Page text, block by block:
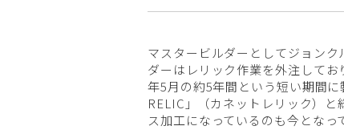
マスタービルダーとしてジョン
ダーはレリック作業を外注して
年5月の約5年間という短い期間
RELIC」（カネットレリック）
ス加工になっているのも今となっ